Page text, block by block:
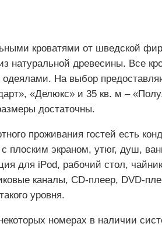
кроватями от шведской
натуральной древесины. Все
одеялами. На выбор
«Делюкс» и 35 кв. м –
достаточны.
проживания гостей есть
плоским экраном, утюг, душ,
для iPod, рабочий стол,
каналы, CD-плеер, DVD-
уровня.
номерах в наличии